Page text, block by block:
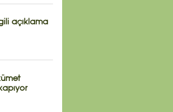
açıklama